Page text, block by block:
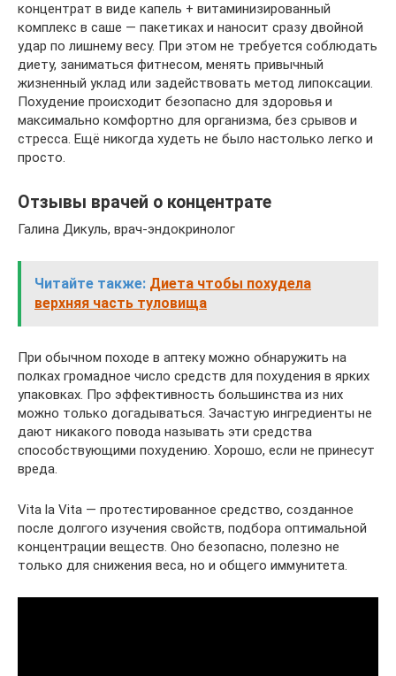
концентрат в виде капель + витаминизированный
комплекс в саше — пакетиках и наносит сразу двойной
удар по лишнему весу. При этом не требуется соблюдать
диету, заниматься фитнесом, менять привычный
жизненный уклад или задействовать метод липоксации.
Похудение происходит безопасно для здоровья и
максимально комфортно для организма, без срывов и
стресса. Ещё никогда худеть не было настолько легко и
просто.
Отзывы врачей о концентрате
Галина Дикуль, врач-эндокринолог
Читайте также: Диета чтобы похудела
верхняя часть туловища
При обычном походе в аптеку можно обнаружить на
полках громадное число средств для похудения в ярких
упаковках. Про эффективность большинства из них
можно только догадываться. Зачастую ингредиенты не
дают никакого повода называть эти средства
способствующими похудению. Хорошо, если не принесут
вреда.
Vita la Vita — протестированное средство, созданное
после долгого изучения свойств, подбора оптимальной
концентрации веществ. Оно безопасно, полезно не
только для снижения веса, но и общего иммунитета.